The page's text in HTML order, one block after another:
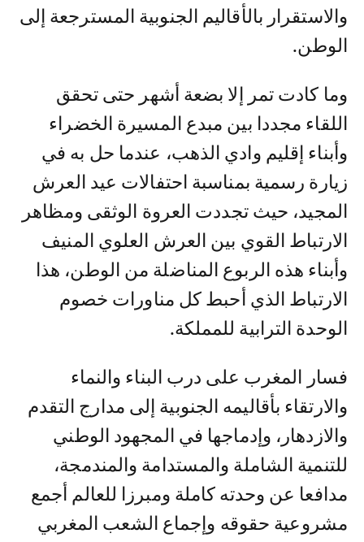
والاستقرار بالأقاليم الجنوبية المسترجعة إلى
الوطن.
وما كادت تمر إلا بضعة أشهر حتى تحقق
اللقاء مجددا بين مبدع المسيرة الخضراء
وأبناء إقليم وادي الذهب، عندما حل به في
زيارة رسمية بمناسبة احتفالات عيد العرش
المجيد، حيث تجددت العروة الوثقى ومظاهر
الارتباط القوي بين العرش العلوي المنيف
وأبناء هذه الربوع المناضلة من الوطن، هذا
الارتباط الذي أحبط كل مناورات خصوم
الوحدة الترابية للمملكة.
فسار المغرب على درب البناء والنماء
والارتقاء بأقاليمه الجنوبية إلى مدارج التقدم
والازدهار، وإدماجها في المجهود الوطني
للتنمية الشاملة والمستدامة والمندمجة،
مدافعا عن وحدته كاملة ومبرزا للعالم أجمع
مشروعية حقوقه وإجماع الشعب المغربي